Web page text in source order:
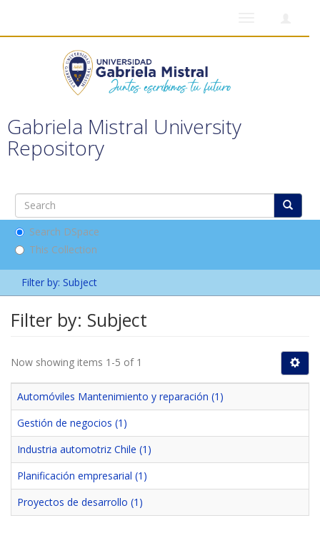
Gabriela Mistral University
Repository
Search DSpace
This Collection
Filter by: Subject
Filter by: Subject
Now showing items 1-5 of 1
Automóviles Mantenimiento y reparación (1)
Gestión de negocios (1)
Industria automotriz Chile (1)
Planificación empresarial (1)
Proyectos de desarrollo (1)